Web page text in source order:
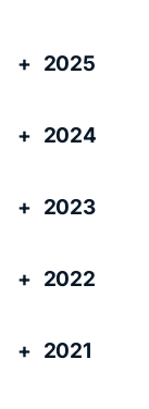
2025
2024
2023
2022
2021